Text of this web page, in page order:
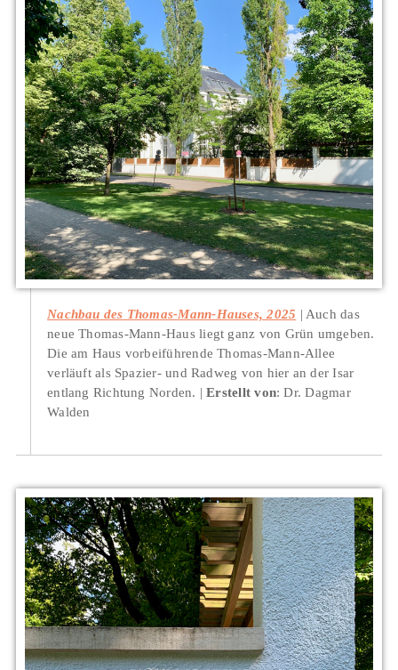
Nachbau des Thomas-Mann-Hauses, 2025
Auch das
neue Thomas-Mann-Haus liegt ganz von Grün umgeben.
Die am Haus vorbeiführende Thomas-Mann-Allee
verläuft als Spazier- und Radweg von hier an der Isar
entlang Richtung Norden.
Erstellt von: Dr. Dagmar
Walden